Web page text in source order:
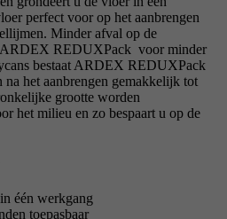
perfect voor op het aanbrengen
Minder afval op de
ARDEX REDUXPack voor minder
bestaat ARDEX REDUXPack
het aanbrengen gemakkelijk tot
grootte worden
het milieu en zo bespaart u op de
één werkgang
toepasbaar